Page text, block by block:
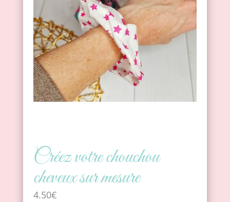
Créez votre chouchou
cheveux sur mesure
4.50€